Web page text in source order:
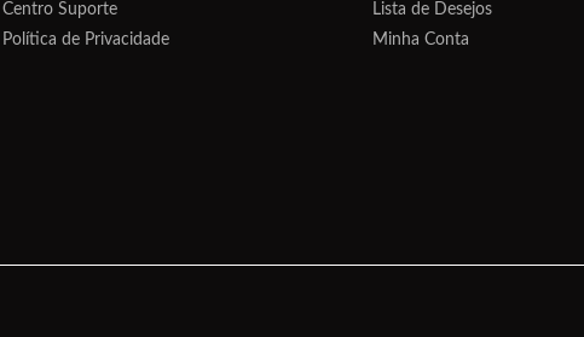
Centro Suporte
Política de Privacidade
Lista de Desejos
Minha Conta